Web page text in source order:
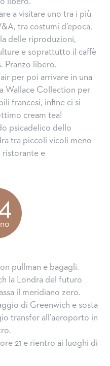
a visitare uno tra i più
tra costumi d’epoca,
delle riproduzioni,
e soprattutto il caffè
Pranzo libero.
per poi arrivare in una
Wallace Collection per
francesi, infine ci si
cream tea!
psicadelico dello
tra piccoli vicoli meno
ristorante e
pullman e bagagli.
la Londra del futuro
il meridiano zero.
di Greenwich e sosta
transfer all’aeroporto in
21 e rientro ai luoghi di